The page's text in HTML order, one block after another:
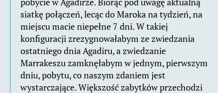
siatkę połączeń, lecąc do Maroka na tydzień, na
miejscu macie niepełne 7 dni. W takiej
konfiguracji zrezygnowałabym ze zwiedzania
ostatniego dnia Agadiru, a zwiedzanie
Marrakeszu zamknęłabym w jednym, pierwszym
dniu, pobytu, co naszym zdaniem jest
wystarczające. Większość zabytków przechodzi